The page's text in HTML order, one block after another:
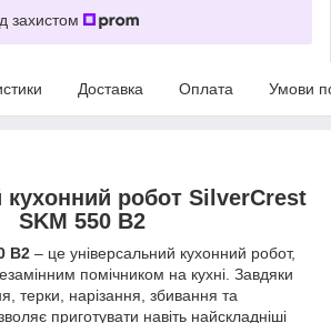
захистом
Доставка Оплата Умови
кухонний робот SilverCrest
SKM 550 B2
B2 – це універсальний кухонний робот,
помічником на кухні. Завдяки
терки, нарізання, збивання та
приготувати навіть найскладніші